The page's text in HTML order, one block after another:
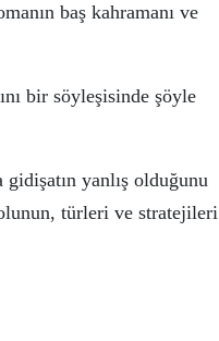
baş kahramanı ve
bir söyleşisinde şöyle
gidişatın yanlış olduğunu
türleri ve stratejileri